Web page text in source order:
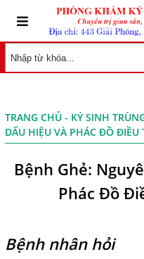
TRANG CHỦ- KÝ SINH
DẤU HIỆU VÀ PHÁC ĐỒ ĐIỀU
Bệnh Ghẻ:
Phác Đồ
Bệnh nhân hỏi